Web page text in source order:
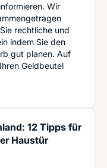
Wir
rechtliche und
indem Sie den
gut planen. Auf
Geldbeutel
Nebenerwerb
12 Tipps für
Haustür